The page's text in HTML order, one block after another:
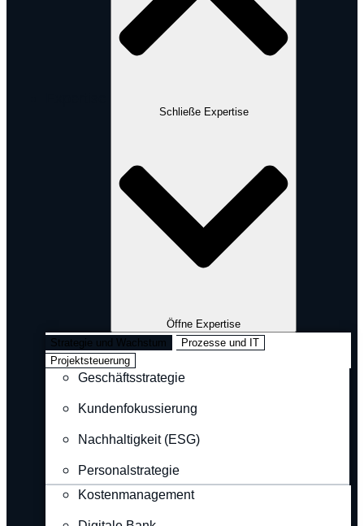
Schließe Expertise
Öffne Expertise
Strategie und Wachstum
Prozesse und IT
Projektsteuerung
Geschäftsstrategie
Kundenfokussierung
Nachhaltigkeit (ESG)
Personalstrategie
Kostenmanagement